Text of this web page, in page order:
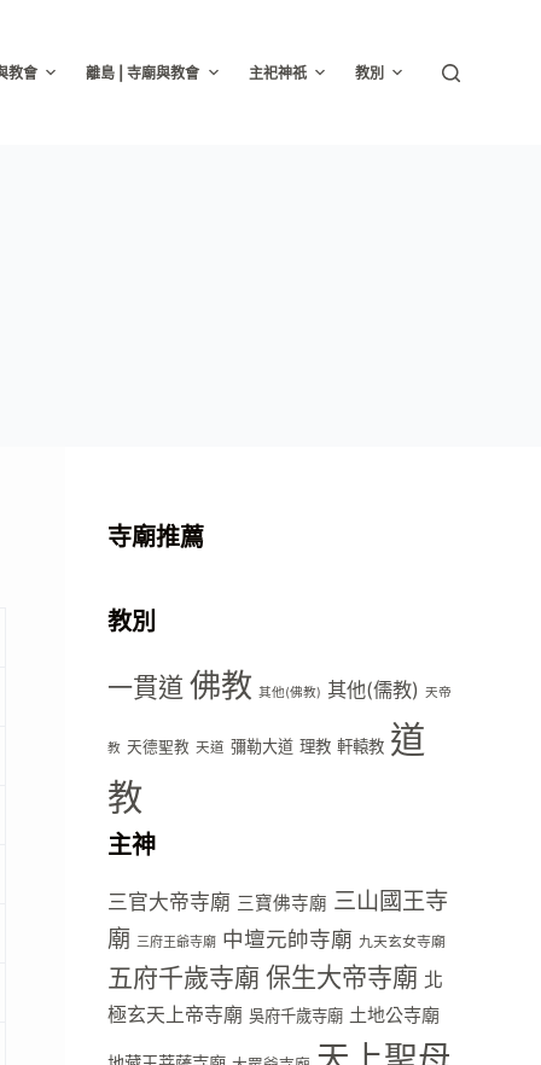
教會 離島 | 寺廟與教會 主祀神祇 教別
寺廟推薦
教別
一貫道 佛教 其他(佛教) 其他(儒教) 天帝
教 天德聖教 天道 彌勒大道 理教 軒轅教 道
教
主神
三官大帝寺廟 三寶佛寺廟 三山國王寺
廟 三府王爺寺廟 中壇元帥寺廟 九天玄女寺廟
五府千歲寺廟 保生大帝寺廟 北
極玄天上帝寺廟 吳府千歲寺廟 土地公寺廟